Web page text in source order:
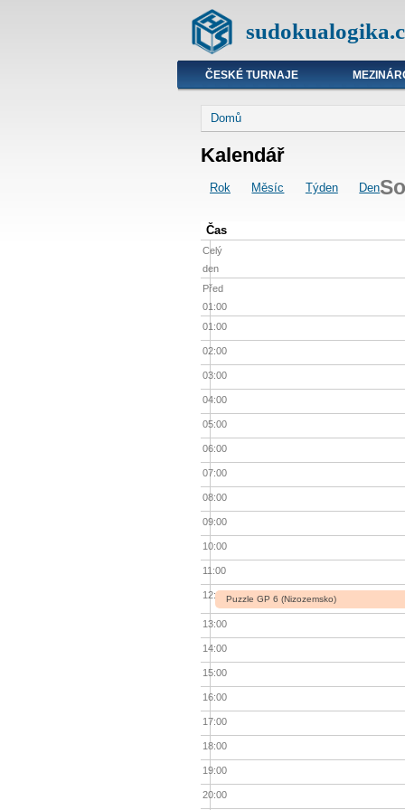
ČESKÉ TURNAJE
Domů
Kalendář
Rok Měsíc Týden Den
Čas
Celý
den
Před
01:00
01:00
02:00
03:00
04:00
05:00
06:00
07:00
08:00
09:00
10:00
11:00
12:00Puzzle GP 6 (Nizozemsko)
13:00
14:00
15:00
16:00
17:00
18:00
19:00
20:00